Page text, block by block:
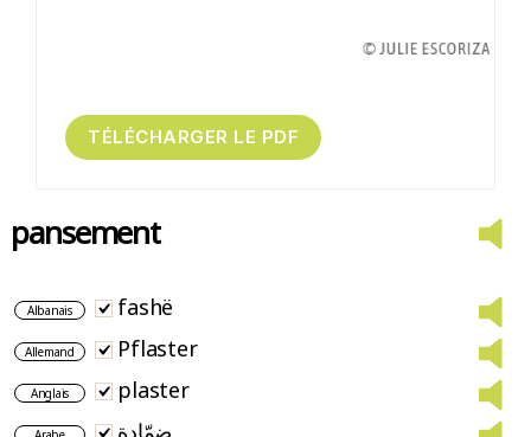
pansement
Albanais fashë
Allemand Pflaster
Anglais plaster
ضمّادة